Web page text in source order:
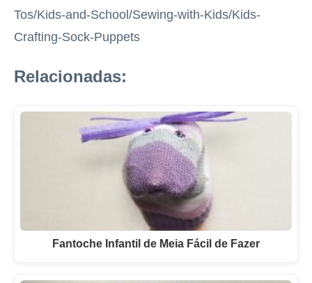
Tos/Kids-and-School/Sewing-with-Kids/Kids-
Crafting-Sock-Puppets
Relacionadas:
Fantoche Infantil de Meia Fácil de Fazer